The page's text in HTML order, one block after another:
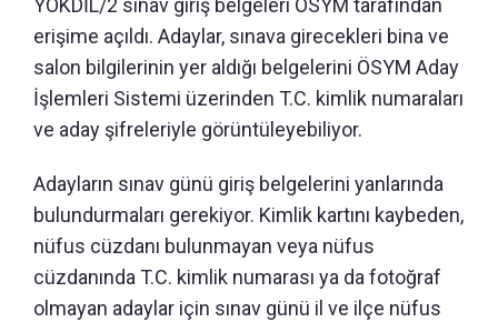
YÖKDİL/2 sınav giriş belgeleri ÖSYM tarafından
erişime açıldı. Adaylar, sınava girecekleri bina ve
salon bilgilerinin yer aldığı belgelerini ÖSYM Aday
İşlemleri Sistemi üzerinden T.C. kimlik numaraları
ve aday şifreleriyle görüntüleyebiliyor.
Adayların sınav günü giriş belgelerini yanlarında
bulundurmaları gerekiyor. Kimlik kartını kaybeden,
nüfus cüzdanı bulunmayan veya nüfus
cüzdanında T.C. kimlik numarası ya da fotoğraf
olmayan adaylar için sınav günü il ve ilçe nüfus